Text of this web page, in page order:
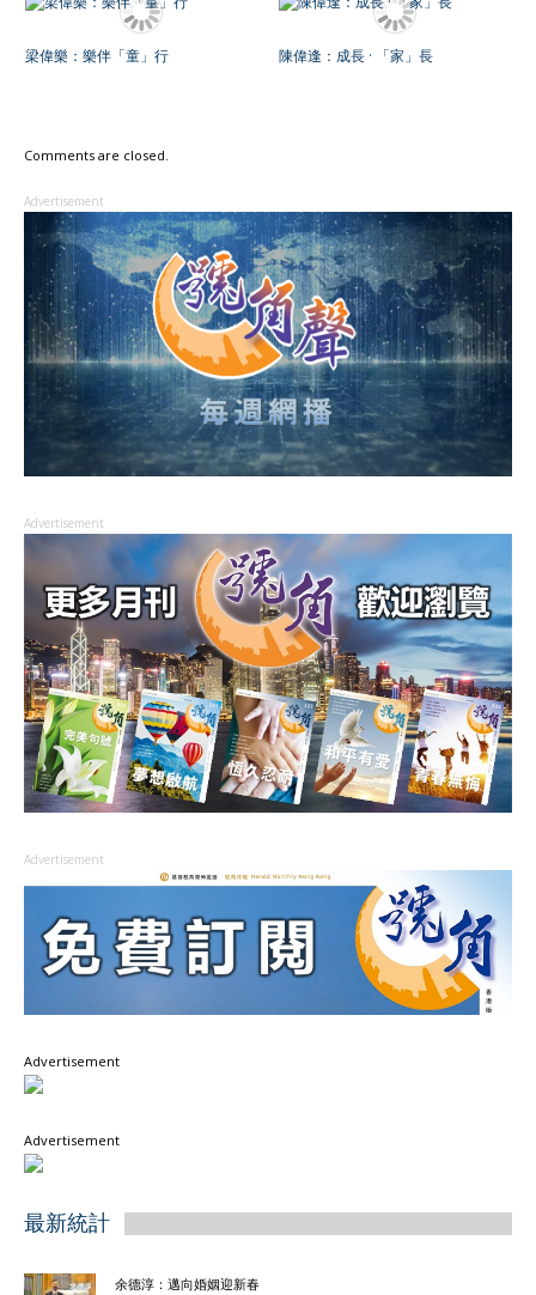
梁偉樂：樂伴「童」行 陳偉逢：成長 · 「家」長
Comments are closed.
Advertisement
Advertisement
Advertisement
Advertisement
Advertisement
最新統計
余德淳：邁向婚姻迎新春